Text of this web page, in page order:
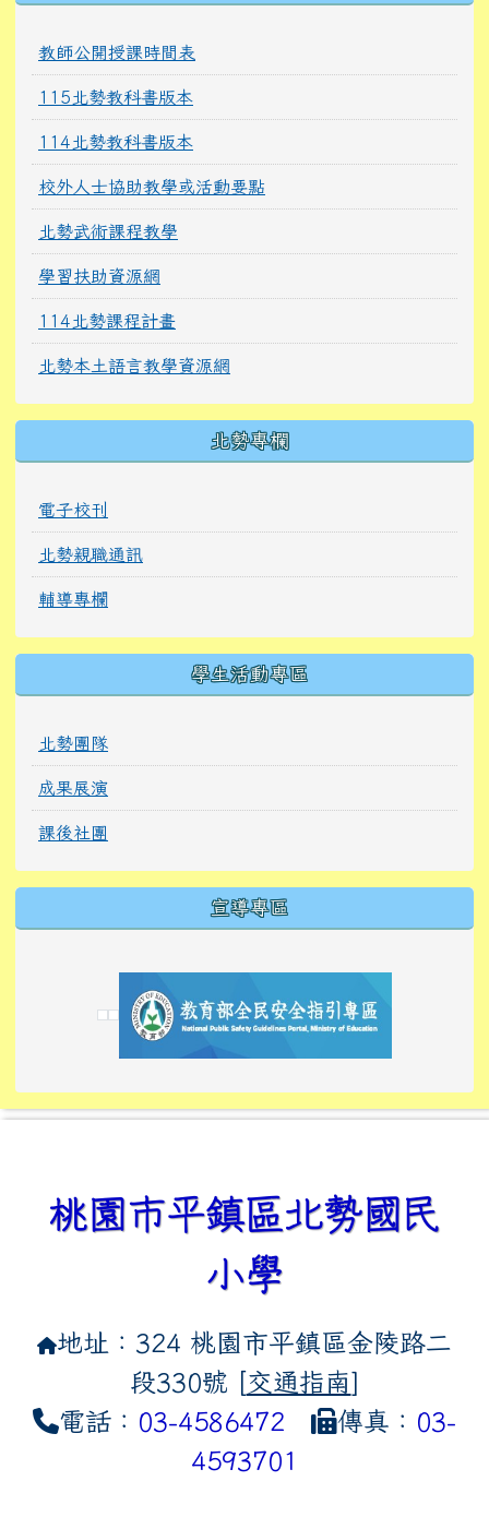
教師公開授課時間表
115北勢教科書版本
114北勢教科書版本
校外人士協助教學或活動要點
北勢武術課程教學
學習扶助資源網
114北勢課程計畫
北勢本土語言教學資源網
北勢專欄
電子校刊
北勢親職通訊
輔導專欄
學生活動專區
北勢團隊
成果展演
課後社團
宣導專區
link to https://
link to https://10000.gov.tw/
link to https://
link to https://10000.gov.tw/
link to https://
link to https://
link to https://i.win.org.tw/
link to https://
link to https://
link to https://
link to https://
桃園市平鎮區北勢國民
小學
地址：324 桃園市平鎮區金陵路二
段330號 [交通指南]
電話： 03-4586472 傳真： 03-
4593701